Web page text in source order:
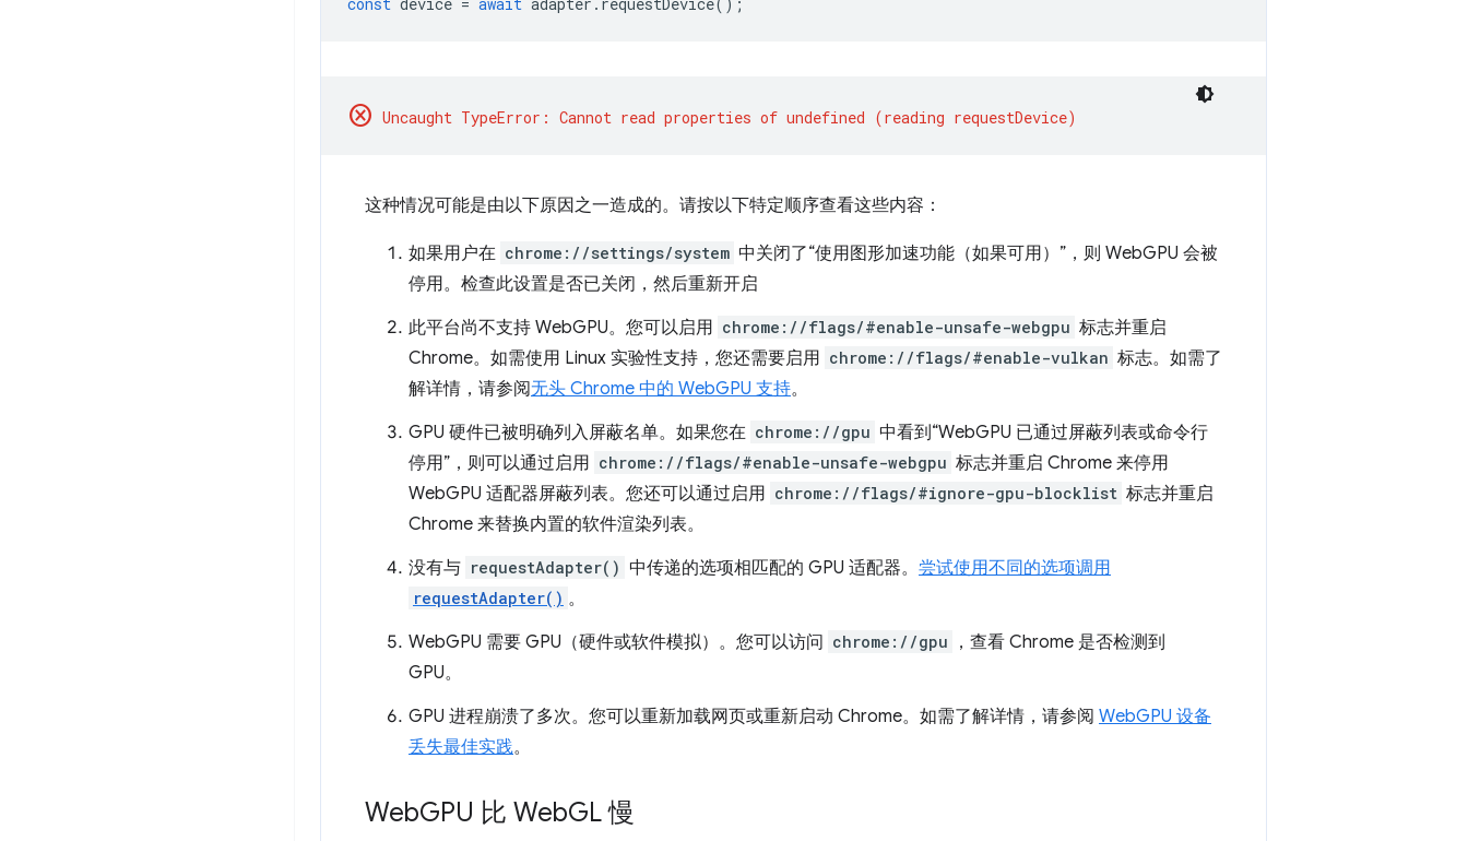
cancel
这种情况可能是由以下原因之一造成的。请按以下特定顺序查看这些内容：
如果用户在 chrome://settings/system 中关闭了“使用图形加速功能（如果可用）”，则 WebGPU 会被
停用。检查此设置是否已关闭，然后重新开启
此平台尚不支持 WebGPU。您可以启用 chrome://flags/#enable-unsafe-webgpu 标志并重启
Chrome。如需使用 Linux 实验性支持，您还需要启用 chrome://flags/#enable-vulkan 标志。如需了
解详情，请参阅无头 Chrome 中的 WebGPU 支持。
GPU 硬件已被明确列入屏蔽名单。如果您在 chrome://gpu 中看到“WebGPU 已通过屏蔽列表或命令行
停用”，则可以通过启用 chrome://flags/#enable-unsafe-webgpu 标志并重启 Chrome 来停用
WebGPU 适配器屏蔽列表。您还可以通过启用 chrome://flags/#ignore-gpu-blocklist 标志并重启
Chrome 来替换内置的软件渲染列表。
没有与 requestAdapter() 中传递的选项相匹配的 GPU 适配器。 尝试使用不同的选项调用
requestAdapter() 。
WebGPU 需要 GPU（硬件或软件模拟）。您可以访问 chrome://gpu
，查看 Chrome 是否检测到
GPU。
GPU 进程崩溃了多次。您可以重新加载网页或重新启动 Chrome。如需了解详情，请参阅 WebGPU 设备
丢失最佳实践。
WebGPU 比 WebGL 慢